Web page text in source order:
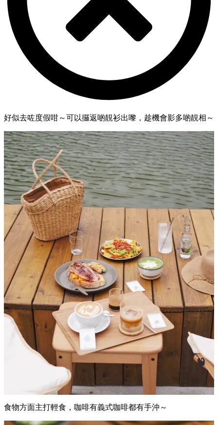
好似去咗度假咁～可以攞返啲靚衫出嚟，趁機會影多啲靚相～
食物方面主打輕食，咖啡有義式咖啡都有手沖～